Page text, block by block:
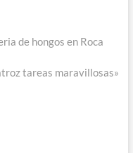
de hongos en Roca
tareas maravillosas»